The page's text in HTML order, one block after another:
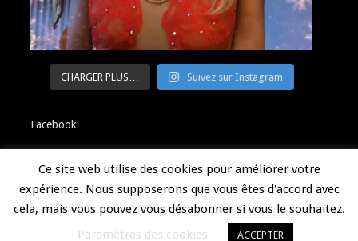
CHARGER PLUS… Suivez sur Instagram
Facebook
Politique de confidentialité
Marion Jrd
Ce site web utilise des cookies pour améliorer votre
expérience. Nous supposerons que vous êtes d'accord avec
cela, mais vous pouvez vous désabonner si vous le souhaitez.
Paramètres des cookies
ACCEPTER